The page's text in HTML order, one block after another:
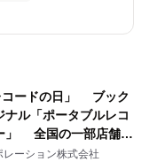
コードの日」 ブック
ナル「ポータブルレコ
」 全国の一部店舗で
販売決定(数量限定)
ーション株式会社